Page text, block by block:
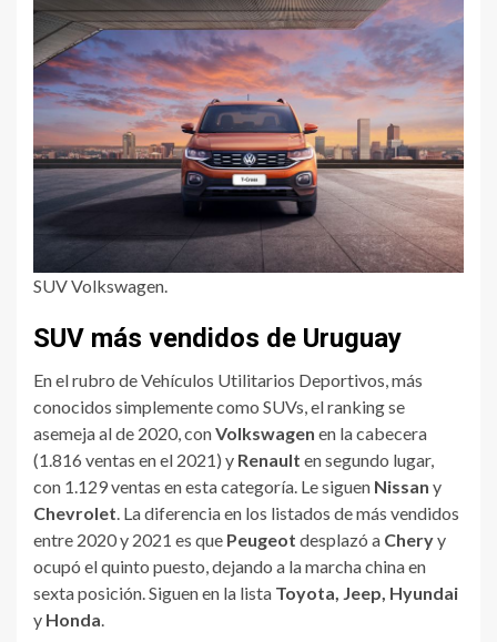
SUV Volkswagen.
SUV más vendidos de Uruguay
En el rubro de Vehículos Utilitarios Deportivos, más
conocidos simplemente como SUVs, el ranking se
asemeja al de 2020, conVolkswagen en la cabecera
(1.816 ventas en el 2021) y Renault en segundo lugar,
con 1.129 ventas en esta categoría. Le siguen Nissan y
Chevrolet . La diferencia en los listados de más vendidos
entre 2020 y 2021 es que Peugeot desplazó a Cheryy
ocupó el quinto puesto, dejando a la marcha china en
sexta posición. Siguen en la lista Toyota, Jeep, Hyundai
y Honda